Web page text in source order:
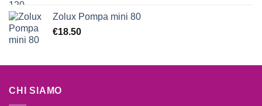
Zolux Pompa mini 80
€18.50
CHI SIAMO